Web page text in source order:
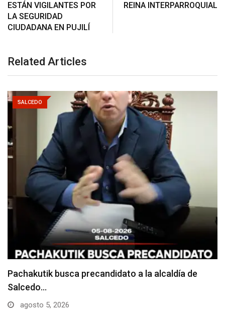
ESTÁN VIGILANTES POR
LA SEGURIDAD
CIUDADANA EN PUJILÍ
REINA INTERPARROQUIAL
Related Articles
SALCEDO
Choque entre dos camiones deja daños materiales
junio 24, 2026